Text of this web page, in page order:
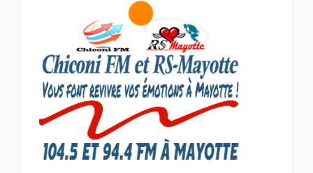
SCAN ÉCONOMIQUE
Le président de
l'association Coup de
Pouce a partagé sa vision
d'un entrepreneuriat
CULTURE ET SOCIÉTÉ
L'association Marovoanio
et Reska NI Kalamu pour la
Langue KIBOSI